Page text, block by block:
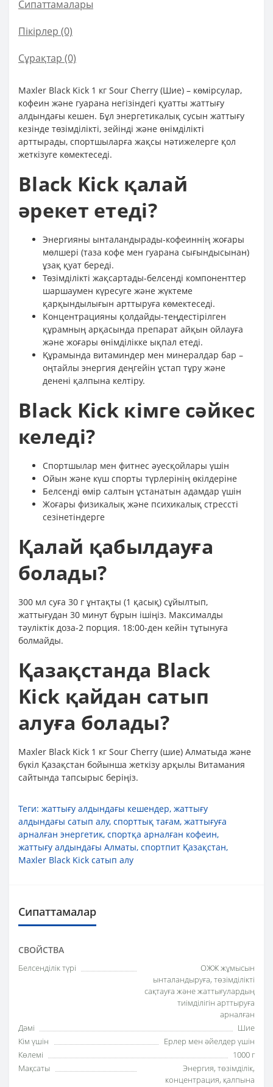
Сипаттамалары
Пікірлер (0)
Сұрақтар (0)
Maxler Black Kick 1 кг Sour Cherry (Шие) – көмірсулар,
кофеин және гуарана негізіндегі қуатты жаттығу
алдындағы кешен. Бұл энергетикалық сусын жаттығу
кезінде төзімділікті, зейінді және өнімділікті
арттырады, спортшыларға жақсы нәтижелерге қол
жеткізуге көмектеседі.
Black Kick қалай
әрекет етеді?
Энергияны ынталандырады-кофеиннің жоғары
мөлшері (таза кофе мен гуарана сығындысынан)
ұзақ қуат береді.
Төзімділікті жақсартады-белсенді компоненттер
шаршаумен күресуге және жүктеме
қарқындылығын арттыруға көмектеседі.
Концентрацияны қолдайды-теңдестірілген
құрамның арқасында препарат айқын ойлауға
және жоғары өнімділікке ықпал етеді.
Құрамында витаминдер мен минералдар бар –
оңтайлы энергия деңгейін ұстап тұру және
денені қалпына келтіру.
Black Kick кімге сәйкес
келеді?
Спортшылар мен фитнес әуесқойлары үшін
Ойын және күш спорты түрлерінің өкілдеріне
Белсенді өмір салтын ұстанатын адамдар үшін
Жоғары физикалық және психикалық стрессті
сезінетіндерге
Қалай қабылдауға
болады?
300 мл суға 30 г ұнтақты (1 қасық) сұйылтып,
жаттығудан 30 минут бұрын ішіңіз. Максималды
тәуліктік доза-2 порция. 18:00-ден кейін тұтынуға
болмайды.
Қазақстанда Black
Kick қайдан сатып
алуға болады?
Maxler Black Kick 1 кг Sour Cherry (шие) Алматыда және
бүкіл Қазақстан бойынша жеткізу арқылы Витамания
сайтында тапсырыс беріңіз.
Теги: жаттығу алдындағы кешендер, жаттығу
алдындағы сатып алу, спорттық тағам, жаттығуға
арналған энергетик, спортқа арналған кофеин,
жаттығу алдындағы Алматы, спортпит Қазақстан,
Maxler Black Kick сатып алу
Сипаттамалар
СВОЙСТВА
Белсенділік түрі
ОЖЖ жұмысын
ынталандыруға, төзімділікті
сақтауға және жаттығулардың
тиімділігін арттыруға
арналған
Дәмі
Шие
Кім үшін
Ерлер мен әйелдер үшін
Көлемі
1000 г
Мақсаты
Энергия, төзімділік,
концентрация, қалпына